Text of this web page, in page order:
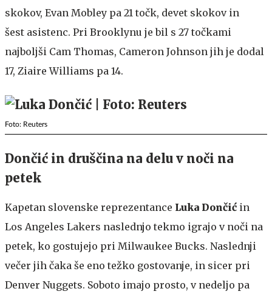
skokov, Evan Mobley pa 21 točk, devet skokov in
šest asistenc. Pri Brooklynu je bil s 27 točkami
najboljši Cam Thomas, Cameron Johnson jih je dodal
17, Ziaire Williams pa 14.
Foto: Reuters
Dončić in druščina na delu v noči na
petek
Kapetan slovenske reprezentance Luka Dončić in
Los Angeles Lakers naslednjo tekmo igrajo v noči na
petek, ko gostujejo pri Milwaukee Bucks. Naslednji
večer jih čaka še eno težko gostovanje, in sicer pri
Denver Nuggets. Soboto imajo prosto, v nedeljo pa